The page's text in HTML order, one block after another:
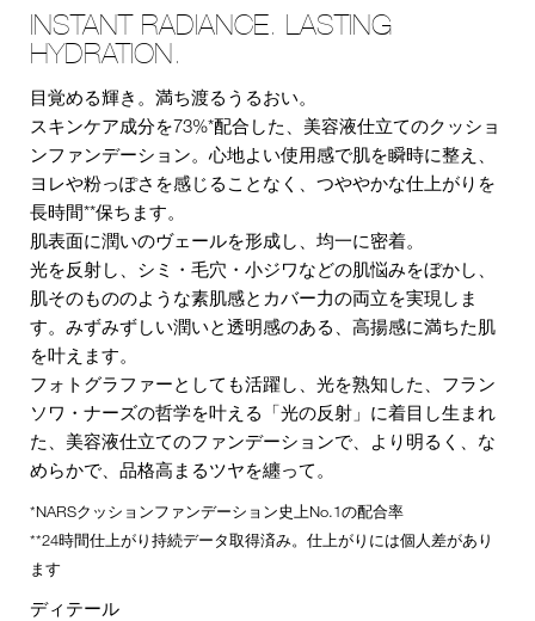
INSTANT RADIANCE. LASTING
HYDRATION.
目覚める輝き。満ち渡るうるおい。
スキンケア成分を73%*配合した、美容液仕立てのクッショ
ンファンデーション。心地よい使用感で肌を瞬時に整え、
ヨレや粉っぽさを感じることなく、つややかな仕上がりを
長時間**保ちます。
肌表面に潤いのヴェールを形成し、均一に密着。
光を反射し、シミ・毛穴・小ジワなどの肌悩みをぼかし、
肌そのもののような素肌感とカバー力の両立を実現しま
す。みずみずしい潤いと透明感のある、高揚感に満ちた肌
を叶えます。
フォトグラファーとしても活躍し、光を熟知した、フラン
ソワ・ナーズの哲学を叶える「光の反射」に着目し生まれ
た、美容液仕立てのファンデーションで、より明るく、な
めらかで、品格高まるツヤを纏って。
*NARSクッションファンデーション史上No.1の配合率
**24時間仕上がり持続データ取得済み。仕上がりには個人差があり
ます
ディテール